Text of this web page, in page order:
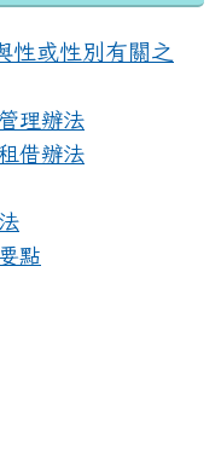
性或性別有關之
理辦法
借辦法
點
uploads/